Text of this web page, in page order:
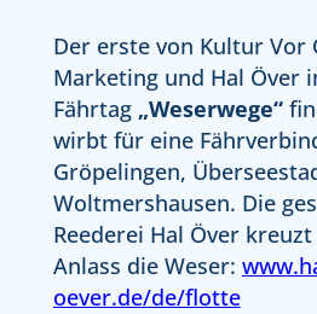
Der erste von Kultur Vor
Marketing und Hal Över
Fährtag„Weserwege“
wirbt für eine
Gröpelingen,
Woltmershausen. Die
Reederei Hal Över kreuzt
Anlass die Weser:
oever.de/de/flotte